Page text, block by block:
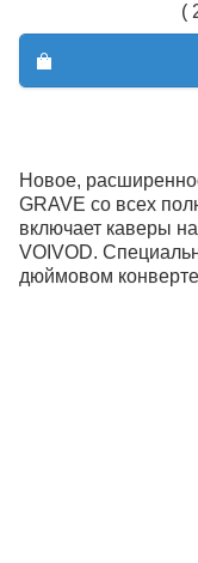
(
Новое,
GRAVE со всех
включает каверы
VOIVOD.
дюймовом